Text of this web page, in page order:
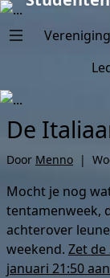
Vereniging
De
Door Menno |
Mocht je nog
tentamenweek,
achterover
weekend. Zet
januari 21:50